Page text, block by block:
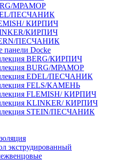
МРАМОР
ПЕСЧАНИК
КИРПИЧ
КИРПИЧ
ПЕСЧАНИК
панели Docke
BERG/КИРПИЧ
BURG/МРАМОР
EDEL/ПЕСЧАНИК
FELS/КАМЕНЬ
FLEMISH/ КИРПИЧ
KLINKER/ КИРПИЧ
STEIN/ПЕСЧАНИК
экструдированный